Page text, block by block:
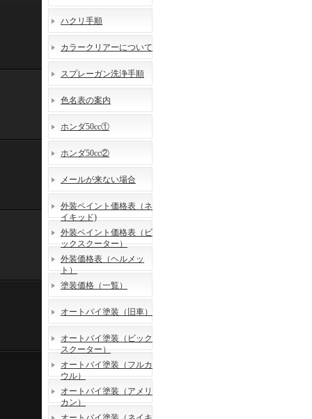
ハクリ手順
カラークリアーについて
スプレーガン洗浄手順
色名表の案内
ホンダ50cc①
ホンダ50cc②
メールが来ない場合
外装ペイント価格表（ネ
イキッド)
外装ペイント価格表（ビ
ックスクーター）
外装価格表（ヘルメッ
ト）
塗装価格（一覧）
オートバイ塗装（旧車）
オートバイ塗装（ビック
スクーター）
オートバイ塗装（フルカ
ウル）
オートバイ塗装（アメリ
カン）